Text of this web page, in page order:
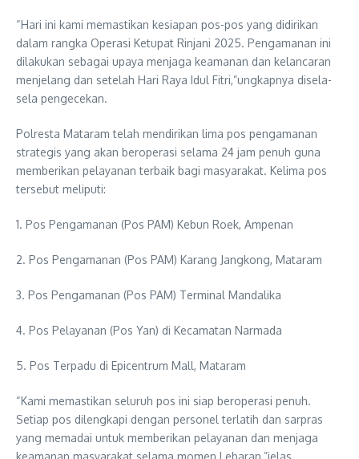
“Hari ini kami memastikan kesiapan pos-pos yang didirikan
dalam rangka Operasi Ketupat Rinjani 2025. Pengamanan ini
dilakukan sebagai upaya menjaga keamanan dan kelancaran
menjelang dan setelah Hari Raya Idul Fitri,”ungkapnya disela-
sela pengecekan.
Polresta Mataram telah mendirikan lima pos pengamanan
strategis yang akan beroperasi selama 24 jam penuh guna
memberikan pelayanan terbaik bagi masyarakat. Kelima pos
tersebut meliputi:
1. Pos Pengamanan (Pos PAM) Kebun Roek, Ampenan
2. Pos Pengamanan (Pos PAM) Karang Jangkong, Mataram
3. Pos Pengamanan (Pos PAM) Terminal Mandalika
4. Pos Pelayanan (Pos Yan) di Kecamatan Narmada
5. Pos Terpadu di Epicentrum Mall, Mataram
“Kami memastikan seluruh pos ini siap beroperasi penuh.
Setiap pos dilengkapi dengan personel terlatih dan sarpras
yang memadai untuk memberikan pelayanan dan menjaga
keamanan masyarakat selama momen Lebaran,”jelas